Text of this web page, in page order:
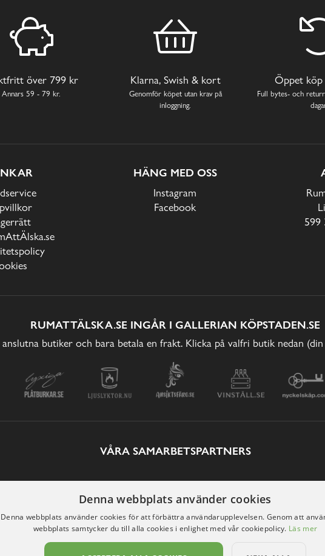
över 799 kr
Annars 59 - 79 kr.
Klarna, Swish & kort
Genomför köpet utan krav på
inloggning.
Öppet köp
Full bytes- och
HÄNG MED OSS
Instagram
Facebook
599
RUMATTÄLSKA.SE INGÅR I GALLERIAN KÖPSTADEN.SE
butiker och bara betala en frakt. Klicka på valfri butik nedan
VÅRA SAMARBETSPARTNERS
Denna webbplats använder cookies
Denna webbplats använder cookies för att förbättra användarupplevelsen. Genom att
webbplats samtycker du till alla cookies i enlighet med vår cookiepolicy. Läs mer